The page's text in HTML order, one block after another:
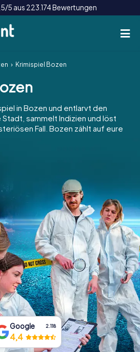
5 aus 223.174 Bewertungen
IE
buchen
bestellen
Krimispiel Bozen
in Bozen und entlarvt den
sammelt Indizien und löst
Fall. Bozen zählt auf eure
Google 2.118
4,4